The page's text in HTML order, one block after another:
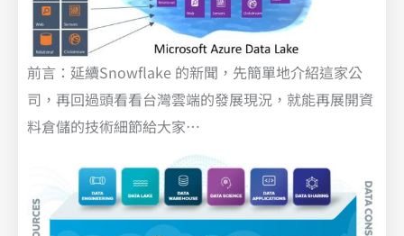
前言：延續Snowflake 的新聞，先簡單地介紹這家公
司，再回過頭看看台灣雲端的發展現況，就能再展開資
料倉儲的技術細節給大家…